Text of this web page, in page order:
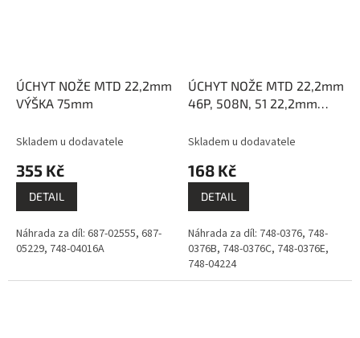
ÚCHYT NOŽE MTD 22,2mm
VÝŠKA 75mm
Skladem u dodavatele
355 Kč
DETAIL
Náhrada za díl: 687-02555, 687-
05229, 748-04016A
ÚCHYT NOŽE MTD 22,2mm
46P, 508N, 51 22,2mm
Skladem u dodavatele
168 Kč
DETAIL
Náhrada za díl: 748-0376, 748-
0376B, 748-0376C, 748-0376E,
748-04224